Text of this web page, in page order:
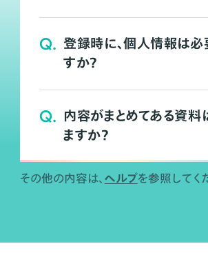
Q. 登録時に、個人情報は必
すか？
Q. 内容がまとめてある資料
ますか？
その他の内容は、 ヘルプを参照してく